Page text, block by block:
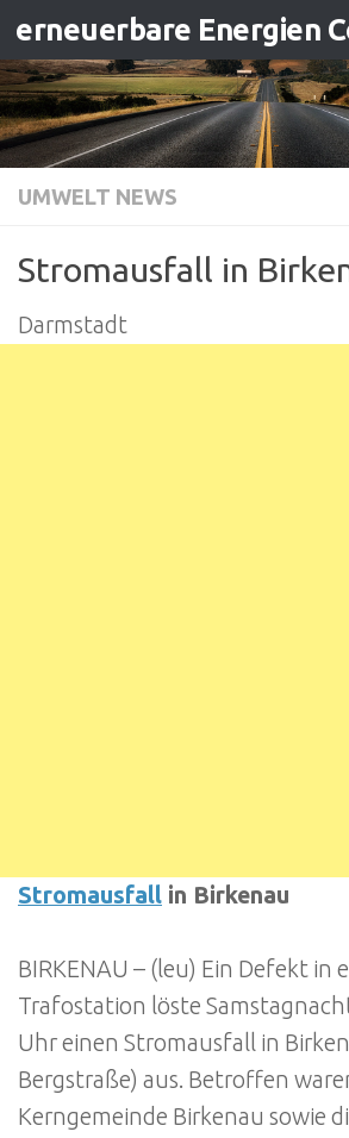
Zum Inhalt springen
UMWELT NEWS
Stromausfall in
Darmstadt
Stromausfall in Birkenau
BIRKENAU – (leu) Ein Defekt in
Trafostation löste
Uhr einen Stromausfall in
Bergstraße) aus. Betroffen
Kerngemeinde Birkenau sowie